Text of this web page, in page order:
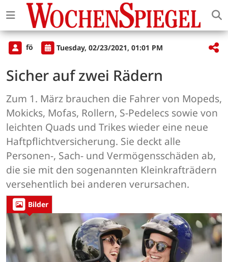
fö Tuesday, 02/23/2021, 01:01 PM
Sicher auf zwei Rädern
Zum 1. März brauchen die Fahrer von Mopeds,
Mokicks, Mofas, Rollern, S-Pedelecs sowie von
leichten Quads und Trikes wieder eine neue
Haftpflichtversicherung. Sie deckt alle
Personen-, Sach- und Vermögensschäden ab,
die sie mit den sogenannten Kleinkrafträdern
versehentlich bei anderen verursachen.
Bilder